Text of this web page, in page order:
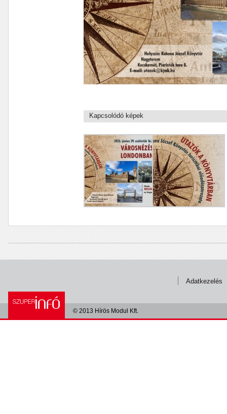
Kapcsolódó képek
Adatkezelés
© 2013 Hírös Modul Kft.